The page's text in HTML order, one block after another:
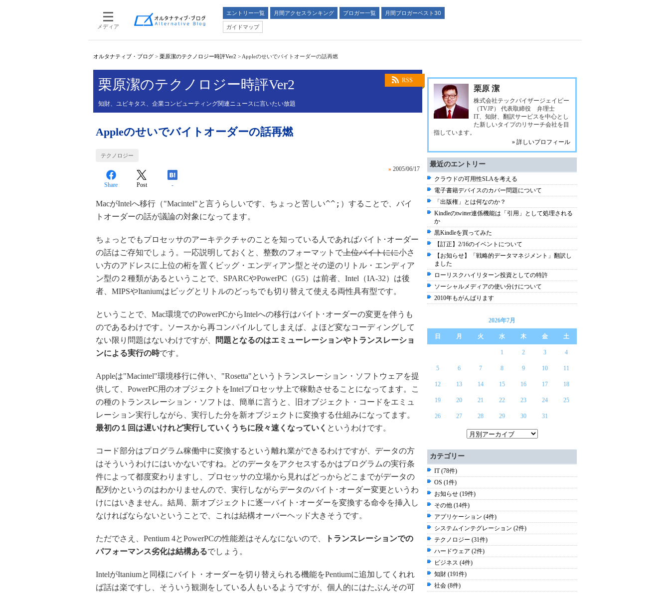
メディア
エントリー一覧 月間アクセスランキング ブロガー一覧
月間ブロガーベスト30
ガイドマップ
オルタナティブ・ブログ > 栗原潔のテクノロジー時評Ver2 > Appleのせいでバイトオーダーの話再燃
RSS
栗原潔のテクノロジー時評Ver2
知財、ユビキタス、企業コンピューティング関連ニュースに言いたい放題
Appleのせいでバイトオーダーの話再燃
テクノロジー
» 2005/06/17
Share Post -
MacがIntelへ移行（"Macintel"と言うらしいです、ちょっと苦しい^^; ）することで、バイ
トオーダーの話が議論の対象になってます。
ちょっとでもプロセッサのアーキテクチャのことを知っている人であればバイト･オーダー
の話はご存知でしょう。一応説明しておくと、整数のフォーマットで上位バイトにに小さ
い方のアドレスに上位の桁を置くビッグ・エンディアン型とその逆のリトル・エンディア
ン型の２種類があるということで、SPARCやPowerPC（G5）は前者、Intel（IA-32）は後
者、MIPSやItaniumはビッグとリトルのどっちでも切り替えて使える両性具有型です。
ということで、Mac環境でのPowerPCからIntelへの移行はバイト･オーダーの変更を伴うも
のであるわけです。ソースから再コンパイルしてしまえば、よほど変なコーディングして
ない限り問題はないわけですが、
問題となるのはエミューレーションやトランスレーショ
ンによる実行の時です。
Appleは"Macintel"環境移行に伴い、"Rosetta"というトランスレーション・ソフトウェアを提
供して、PowerPC用のオブジェクトをIntelプロセッサ上で稼動させることになってます。こ
の種のトランスレーション・ソフトは、簡単に言うと、旧オブジェクト・コードをエミュ
レーション実行しながら、実行した分を新オブジェクトに変換する仕組みになってます。
最初の１回は遅いけれど実行していくうちに段々速くなっていく というわけです。
コード部分はプログラム稼働中に変換するという離れ業ができるわけですが、データの方
はそういうわけにはいかないですね。どのデータをアクセスするかはプログラムの実行条
件によって都度変わりますし、プロセッサの立場から見ればどっからどこまでがデータの
配列かというのはわかりませんので、実行しながらデータのバイト･オーダー変更というわ
けにはいきません。結局、新オブジェクトに逐一バイト･オーダーを変換する命令を挿入し
なければならないということで、これは結構オーバーヘッド大きそうです。
ただでさえ、Pentium 4とPowerPCの性能差はそんなにないので、
トランスレーションでの
パフォーマンス劣化は結構あるでしょう。
IntelがItaniumと同様にバイト・オーダーを切り替えられる機能をPentiumに追加してくれれ
ば話は楽ですし、そういう観測をしている人もいるようですが、個人的にはたぶんその可
栗原 潔
株式会社テックバイザージェイピー
（TVJP） 代表取締役 弁理士
IT、知財、翻訳サービスを中心とし
た新しいタイプのリサーチ会社を目
指しています。
» 詳しいプロフィール
最近のエントリー
クラウドの可用性SLAを考える
電子書籍デバイスのカバー問題について
「出版権」とは何なのか？
Kindleのtwitter連係機能は「引用」として処理される
か
黒Kindleを買ってみた
【訂正】2/16のイベントについて
【お知らせ】「戦略的データマネジメント」翻訳し
ました
ローリスクハイリターン投資としての特許
ソーシャルメディアの使い分けについて
2010年もがんばります
2026年7月
日 月 火 水 木 金 土
1 2 3 4
5 6 7 8 9 10 11
12 13 14 15 16 17 18
19 20 21 22 23 24 25
26 27 28 29 30 31
カテゴリー
IT (78件)
OS (1件)
お知らせ (19件)
その他 (14件)
アプリケーション (4件)
システムインテグレーション (2件)
テクノロジー (31件)
ハードウェア (2件)
ビジネス (4件)
知財 (191件)
社会 (8件)